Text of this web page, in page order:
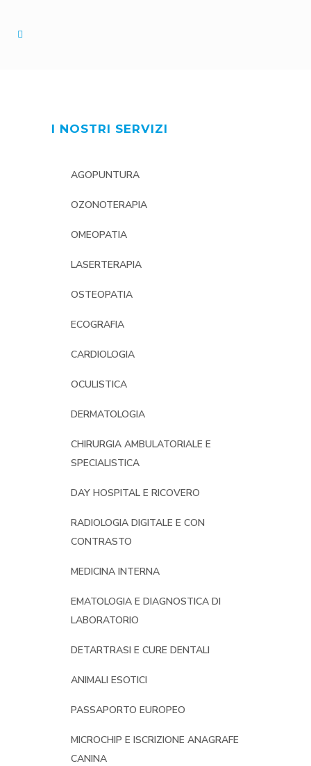
I NOSTRI SERVIZI
AGOPUNTURA
OZONOTERAPIA
OMEOPATIA
LASERTERAPIA
OSTEOPATIA
ECOGRAFIA
CARDIOLOGIA
OCULISTICA
DERMATOLOGIA
CHIRURGIA AMBULATORIALE E
SPECIALISTICA
DAY HOSPITAL E RICOVERO
RADIOLOGIA DIGITALE E CON
CONTRASTO
MEDICINA INTERNA
EMATOLOGIA E DIAGNOSTICA DI
LABORATORIO
DETARTRASI E CURE DENTALI
ANIMALI ESOTICI
PASSAPORTO EUROPEO
MICROCHIP E ISCRIZIONE ANAGRAFE
CANINA